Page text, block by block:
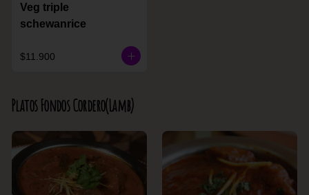
Veg triple
schewanrice
$11.900
Platos Fondos Cordero(Lamb)